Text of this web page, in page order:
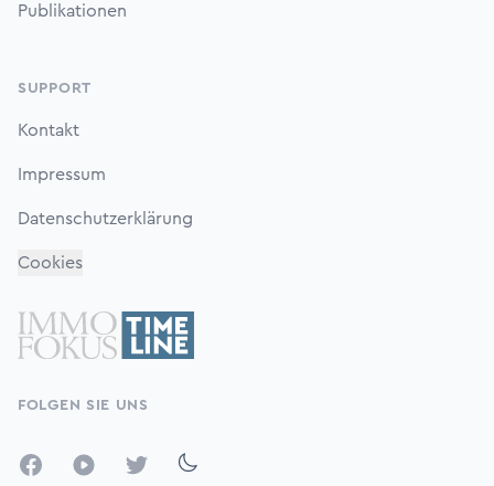
Publikationen
SUPPORT
Kontakt
Impressum
Datenschutzerklärung
Cookies
FOLGEN SIE UNS
FacebookYouTubeTwitter